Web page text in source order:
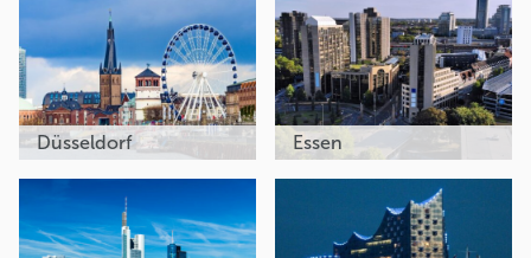
Düsseldorf Essen